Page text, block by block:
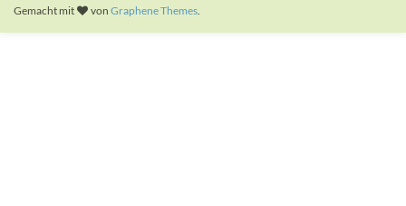
Gemacht mit
vonGraphene Themes